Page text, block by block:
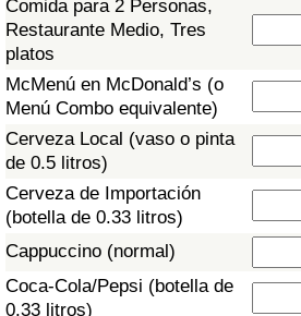
Comida para 2 Personas,
Restaurante Medio, Tres
platos
McMenú en McDonald’s (o
Menú Combo equivalente)
Cerveza Local (vaso o pinta
de 0.5 litros)
Cerveza de Importación
(botella de 0.33 litros)
Cappuccino (normal)
Coca-Cola/Pepsi (botella de
0.33 litros)
Índice de Sanidad por País
Contaminación
Índice de Contaminación (Actual)
Índice de contaminación
Índice de Contaminación por País